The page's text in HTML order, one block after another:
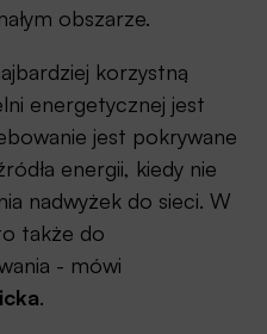
obszarze.
korzystną
energetycznej jest
jest pokrywane
energii, kiedy nie
nadwyżek do sieci. W
także do
­- mówi
.